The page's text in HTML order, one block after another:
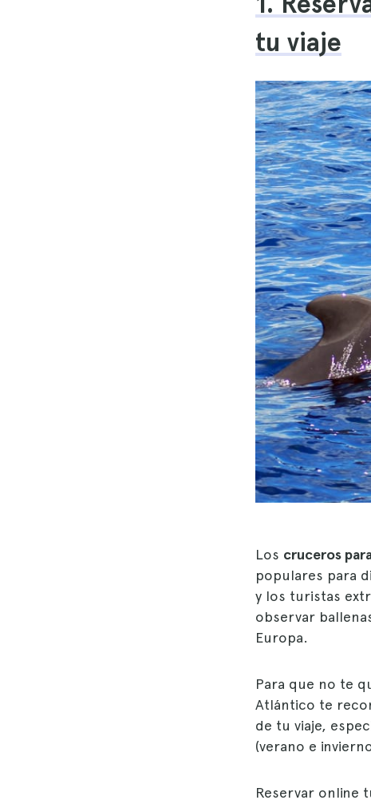
tu viaje
Los cruceros
populares para
y los turistas
observar
Europa.
Para que no te
Atlántico te
de tu viaje,
(verano e
Reservar online